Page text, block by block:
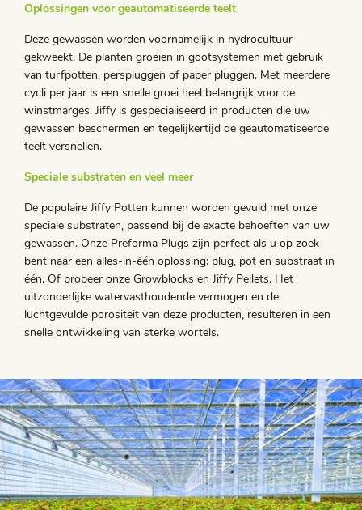
Oplossingen voor geautomatiseerde teelt
Deze gewassen worden voornamelijk in hydrocultuur
gekweekt. De planten groeien in gootsystemen met gebruik
van turfpotten, perspluggen of paper pluggen. Met meerdere
cycli per jaar is een snelle groei heel belangrijk voor de
winstmarges. Jiffy is gespecialiseerd in producten die uw
gewassen beschermen en tegelijkertijd de geautomatiseerde
teelt versnellen.
Speciale substraten en veel meer
De populaire Jiffy Potten kunnen worden gevuld met onze
speciale substraten, passend bij de exacte behoeften van uw
gewassen. Onze Preforma Plugs zijn perfect als u op zoek
bent naar een alles-in-één oplossing: plug, pot en substraat in
één. Of probeer onze Growblocks en Jiffy Pellets. Het
uitzonderlijke watervasthoudende vermogen en de
luchtgevulde porositeit van deze producten, resulteren in een
snelle ontwikkeling van sterke wortels.